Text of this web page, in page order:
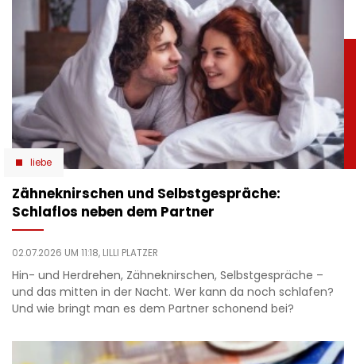
liebe
Zähneknirschen und Selbstgespräche:
Schlaflos neben dem Partner
02.07.2026 UM 11:18, LILLI PLATZER
Hin- und Herdrehen, Zähneknirschen, Selbstgespräche –
und das mitten in der Nacht. Wer kann da noch schlafen?
Und wie bringt man es dem Partner schonend bei?